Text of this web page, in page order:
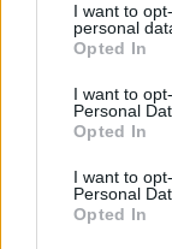
I want to
personal
Opted In
I want to
Personal
Opted In
I want to
Personal
Opted In
Popularne